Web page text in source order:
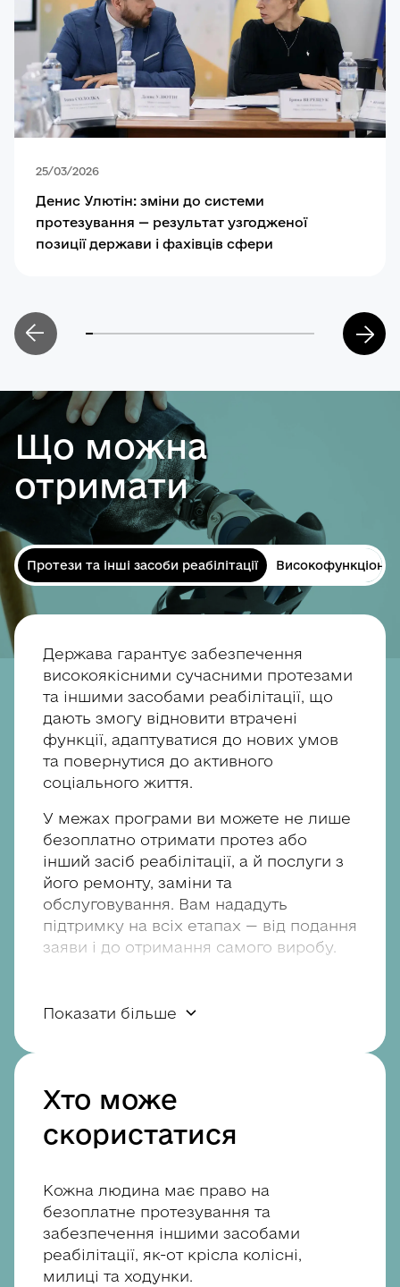
25/03/2026
Денис Улютін: зміни до системи
протезування — результат узгодженої
позиції держави і фахівців сфери
Що можна
отримати
Протези та інші засоби реабілітації
Показати більше
Держава гарантує забезпечення
високоякісними сучасними протезами
та іншими засобами реабілітації, що
дають змогу відновити втрачені
функції, адаптуватися до нових умов
та повернутися до активного
соціального життя.
У межах програми ви можете не лише
безоплатно отримати протез або
інший засіб реабілітації, а й послуги з
його ремонту, заміни та
обслуговування. Вам нададуть
підтримку на всіх етапах — від подання
заяви і до отримання самого виробу.
є:
молочної залози;
ортопедичне взуття;
Спеціальні засоби для
Хто може
скористатися
Кожна людина має право на
безоплатне протезування та
забезпечення іншими засобами
реабілітації, як-от крісла колісні,
милиці та ходунки.